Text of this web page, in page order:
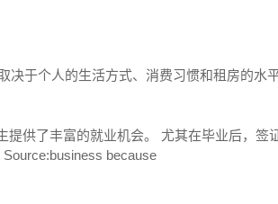
决于个人的生活方式、消费习惯和租房的水平
供了丰富的就业机会。 尤其在毕业后，签
Source:business because